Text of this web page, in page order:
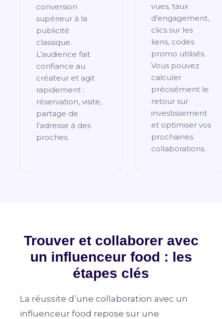
conversion
supérieur à la
publicité
classique.
L’audience fait
confiance au
créateur et agit
rapidement :
réservation, visite,
partage de
l’adresse à des
proches.
vues, taux
d’engagement,
clics sur les
liens, codes
promo utilisés.
Vous pouvez
calculer
précisément le
retour sur
investissement
et optimiser vos
prochaines
collaborations.
Trouver et collaborer avec
un influenceur food : les
étapes clés
La réussite d’une collaboration avec un
influenceur food repose sur une